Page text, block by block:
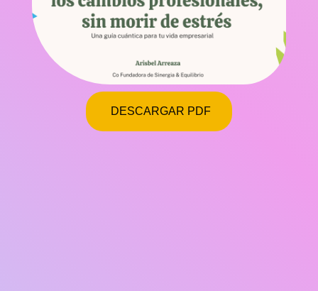
DESCARGAR PDF